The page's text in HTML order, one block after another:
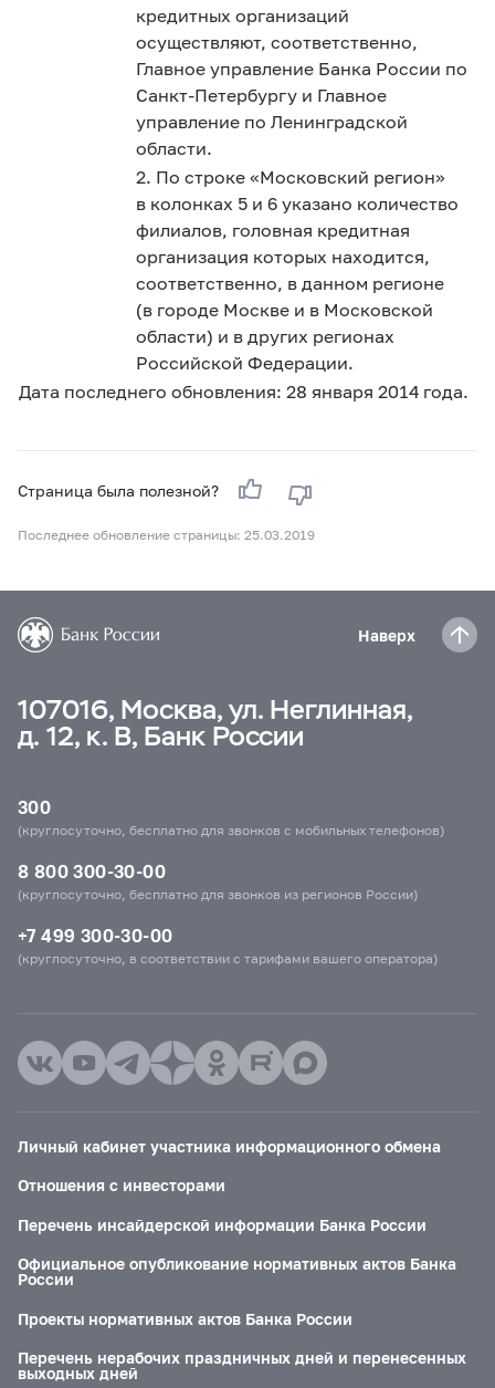
кредитных организаций
осуществляют, соответственно,
Главное управление Банка России по
Санкт-Петербургу и Главное
управление по Ленинградской
области.
2. По строке «Московский регион»
в колонках 5 и 6 указано количество
филиалов, головная кредитная
организация которых находится,
соответственно, в данном регионе
(в городе Москве и в Московской
области) и в других регионах
Российской Федерации.
Дата последнего обновления: 28 января 2014 года.
Страница была полезной?
Последнее обновление страницы: 25.03.2019
Наверх
107016, Москва, ул. Неглинная,
д. 12, к. В, Банк России
300
(круглосуточно, бесплатно для звонков с мобильных телефонов)
8 800 300-30-00
(круглосуточно, бесплатно для звонков из регионов России)
+7 499 300-30-00
(круглосуточно, в соответствии с тарифами вашего оператора)
Личный кабинет участника информационного обмена
Отношения с инвесторами
Перечень инсайдерской информации Банка России
Официальное опубликование нормативных актов Банка
России
Проекты нормативных актов Банка России
Перечень нерабочих праздничных дней и перенесенных
выходных дней